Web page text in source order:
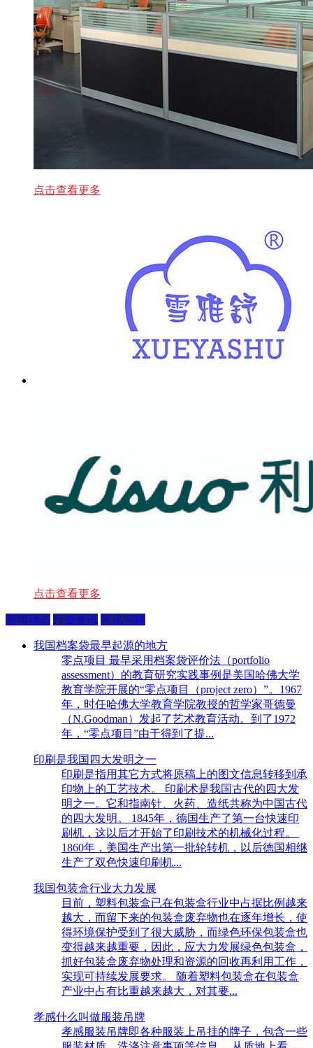
点击查看更多
点击查看更多
新闻动态 行业资讯 常见问题
我国档案袋最早起源的地方
零点项目 最早采用档案袋评价法（portfolio
assessment）的教育研究实践事例是美国哈佛大学
教育学院开展的“零点项目（project zero）”。1967
年，时任哈佛大学教育学院教授的哲学家哥德曼
（N.Goodman）发起了艺术教育活动。到了1972
年，“零点项目”由于得到了提...
印刷是我国四大发明之一
印刷是指用其它方式将原稿上的图文信息转移到承
印物上的工艺技术。 印刷术是我国古代的四大发
明之一。它和指南针、火药、造纸共称为中国古代
的四大发明。 1845年，德国生产了第一台快速印
刷机，这以后才开始了印刷技术的机械化过程。
1860年，美国生产出第一批轮转机，以后德国相继
生产了双色快速印刷机...
我国包装盒行业大力发展
目前，塑料包装盒已在包装盒行业中占据比例越来
越大，而留下来的包装盒废弃物也在逐年增长，使
得环境保护受到了很大威胁，而绿色环保包装盒也
变得越来越重要，因此，应大力发展绿色包装盒，
抓好包装盒废弃物处理和资源的回收再利用工作，
实现可持续发展要求。 随着塑料包装盒在包装盒
产业中占有比重越来越大，对其要...
孝感什么叫做服装吊牌
孝感服装吊牌即各种服装上吊挂的牌子，包含一些